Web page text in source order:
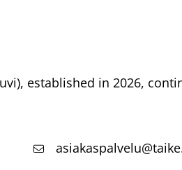
established in 2026,